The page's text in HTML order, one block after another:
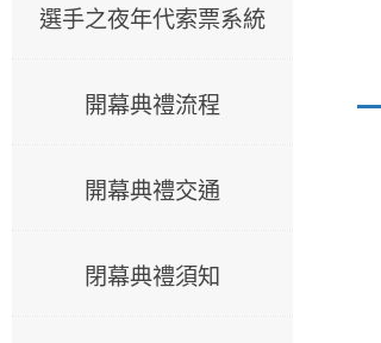
選手之夜年代索票系統
開幕典禮流程
開幕典禮交通
閉幕典禮須知